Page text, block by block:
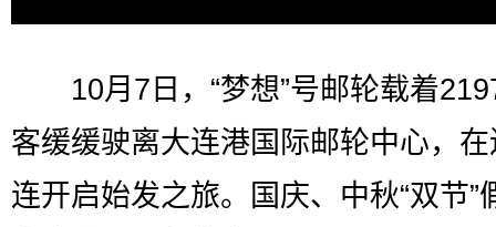
10月7日，“梦想”号邮轮载着
客缓缓驶离大连港国际邮轮中心，
连开启始发之旅。国庆、中秋“双节”